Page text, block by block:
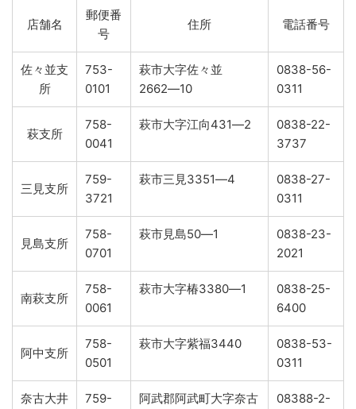
店舗名
郵便番
号
住所 電話番号
佐々並支
所
753-
0101
萩市大字佐々並
2662―10
0838-56-
0311
萩支所
758-
0041
萩市大字江向431―2
0838-22-
3737
三見支所
759-
3721
萩市三見3351―4
0838-27-
0311
見島支所
758-
0701
萩市見島50―1
0838-23-
2021
南萩支所
758-
0061
萩市大字椿3380―1
0838-25-
6400
阿中支所
758-
0501
萩市大字紫福3440
0838-53-
0311
奈古大井
759-
阿武郡阿武町大字奈古
08388-2-